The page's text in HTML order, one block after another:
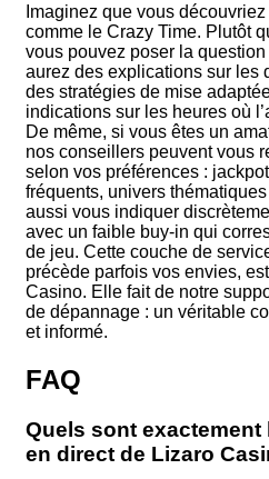
Imaginez que vous
comme le Crazy Time. Plutôt
vous pouvez poser la
aurez des explications sur les
des stratégies de mise
indications sur les heures où
De même, si vous êtes un
nos conseillers peuvent vous
selon vos préférences :
fréquents, univers
aussi vous indiquer
avec un faible buy-in qui
de jeu. Cette couche de
précède parfois vos envies,
Casino. Elle fait de notre
de dépannage : un véritable
et informé.
FAQ
Quels sont
en direct de Lizaro